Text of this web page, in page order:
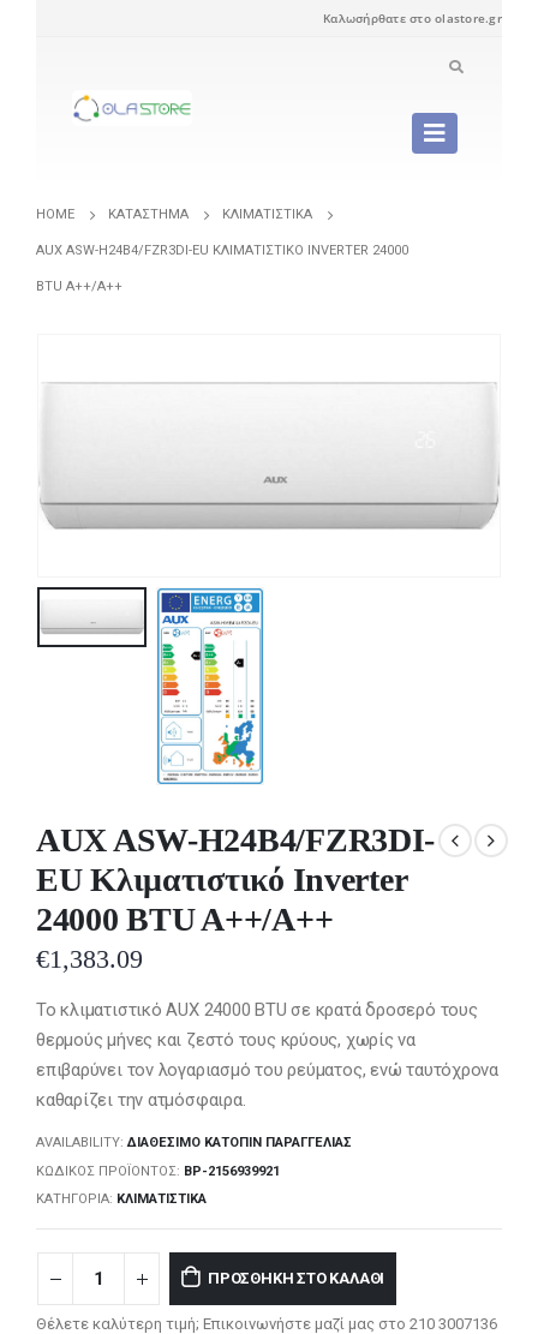
Καλωσήρθατε στο olastore.gr
HOME ΚΑΤΆΣΤΗΜΑ ΚΛΙΜΑΤΙΣΤΙΚΆ
AUX ASW-H24B4/FZR3DI-EU ΚΛΙΜΑΤΙΣΤΙΚΌ INVERTER 24000
BTU A++/A++
AUX ASW-H24B4/FZR3DI-
EU Κλιματιστικό Inverter
24000 BTU A++/A++
€1,383.09
Το κλιματιστικό AUX 24000 BTU σε κρατά δροσερό τους
θερμούς μήνες και ζεστό τους κρύους, χωρίς να
επιβαρύνει τον λογαριασμό του ρεύματος, ενώ ταυτόχρονα
καθαρίζει την ατμόσφαιρα.
AVAILABILITY:ΔΙΑΘΈΣΙΜΟ ΚΑΤΌΠΙΝ ΠΑΡΑΓΓΕΛΊΑΣ
ΚΩΔΙΚΌΣ ΠΡΟΪΌΝΤΟΣ: BP-2156939921
ΚΑΤΗΓΟΡΊΑ: ΚΛΙΜΑΤΙΣΤΙΚΆ
ΠΡΟΣΘΉΚΗ ΣΤΟ ΚΑΛΆΘΙ
Θέλετε καλύτερη τιμή; Επικοινωνήστε μαζί μας στο 210 3007136